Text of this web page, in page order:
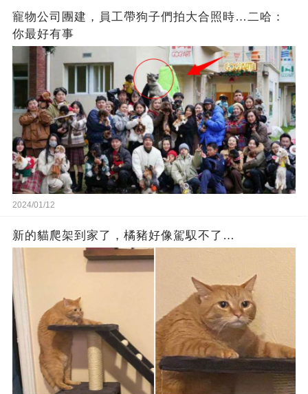
寵物公司團建，員工帶狗子們拍大合照時…二哈：
你最好有事
2024/01/12
新的貓爬架到家了，橘豬好像駕馭不了…